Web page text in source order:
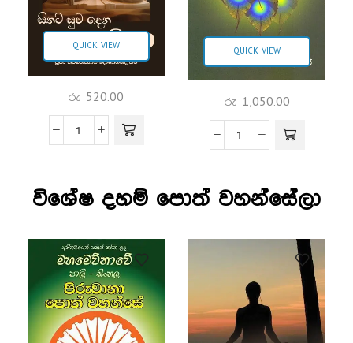
QUICK VIEW
රු 520.00
QUICK VIEW
රු 1,050.00
විශේෂ දහම් පොත් වහන්සේලා